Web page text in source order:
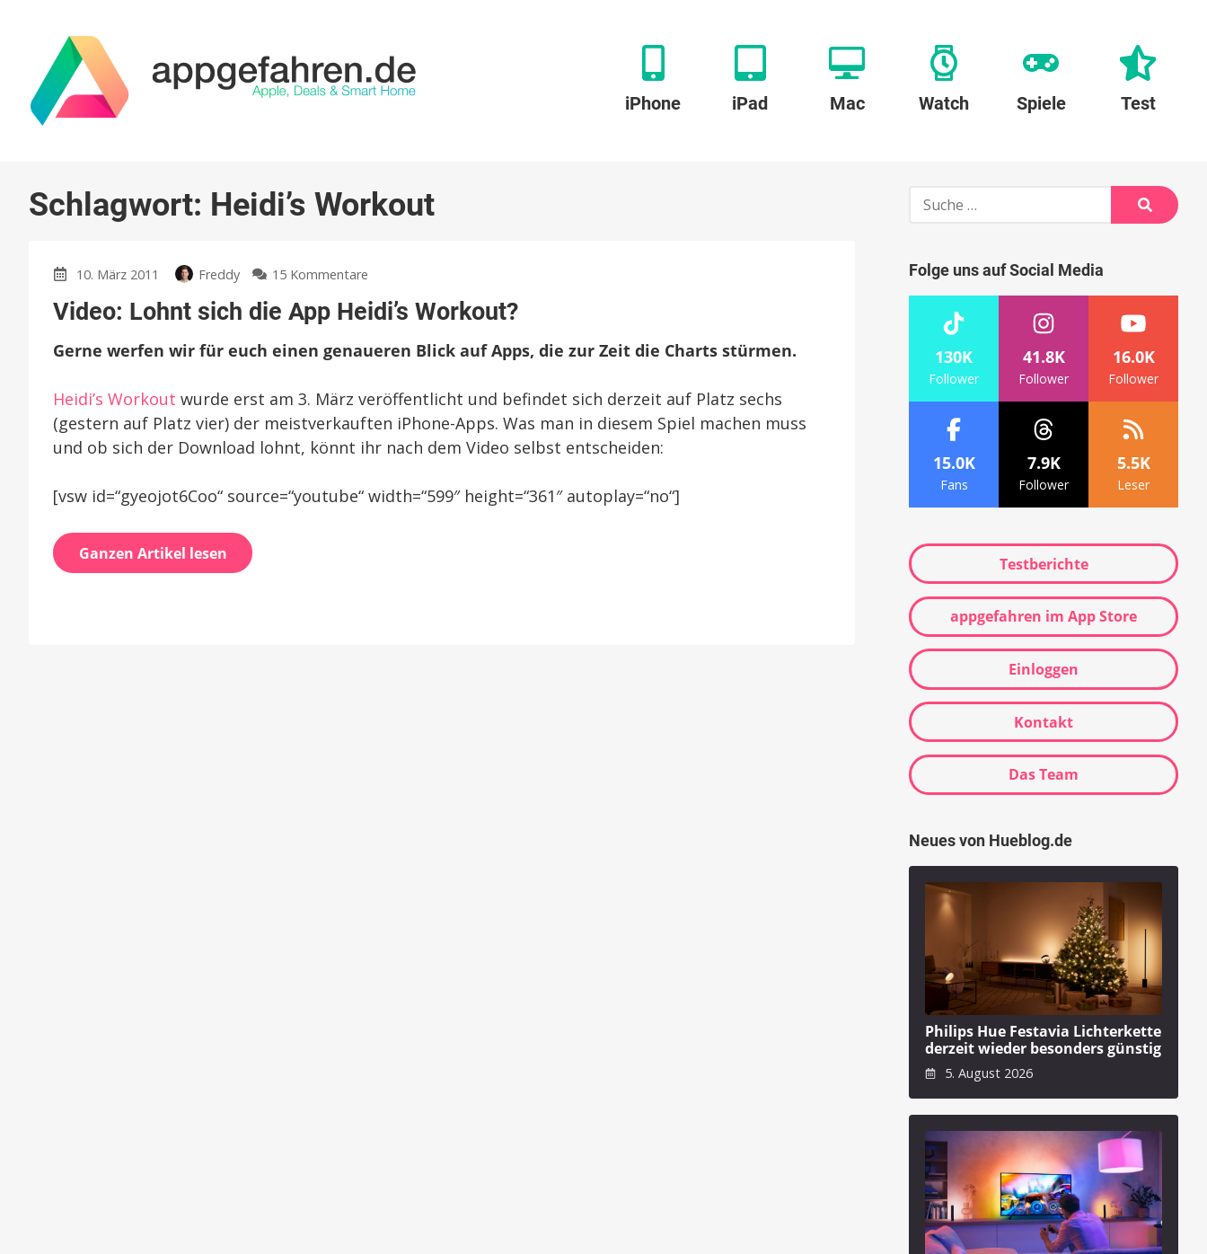
iPhone iPad Mac Watch Spiele Test
Schlagwort: Heidi’s Workout
10. März 2011 Freddy 15 Kommentare
Lohnt
die
Workout?
Video: Lohnt sich die App Heidi’s Workout?
Gerne werfen wir für euch einen genaueren Blick auf Apps, die zur Zeit die Charts stürmen.
Heidi’s Workout wurde erst am 3. März veröffentlicht und befindet sich derzeit auf Platz sechs
(gestern auf Platz vier) der meistverkauften iPhone-Apps. Was man in diesem Spiel machen muss
und ob sich der Download lohnt, könnt ihr nach dem Video selbst entscheiden:
[vsw id=“gyeojot6Coo“ source=“youtube“ width=“599″ height=“361″ autoplay=“no“]
Ganzen Artikel lesen
Suche
Suche
Folge uns auf Social Media
130K
Follower
41.8K
Follower
16.0K
Follower
15.0K
Fans
7.9K
Follower
5.5K
Leser
Testberichte
appgefahren im App Store
Einloggen
Kontakt
Das Team
Neues von Hueblog.de
Philips Hue Festavia Lichterkette
derzeit wieder besonders günstig
5. August 2026